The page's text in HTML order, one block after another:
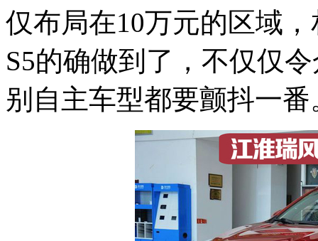
仅布局在10万元的区域
S5的确做到了，不仅仅
别自主车型都要颤抖一番